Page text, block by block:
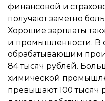
финансовой и
получают заметно
Хорошие зарплаты
и промышленности. В
обрабатывающим
84 тысяч рублей.
химической
превышают 100 тысяч